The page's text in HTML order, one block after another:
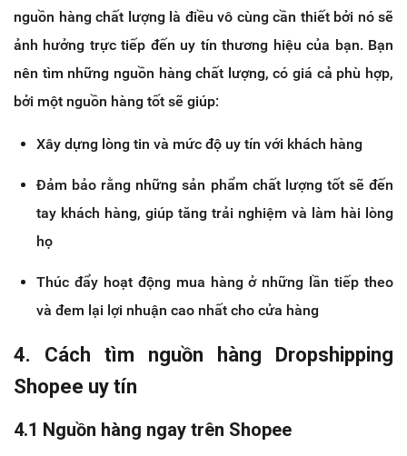
nguồn hàng chất lượng là điều vô cùng cần thiết bởi nó sẽ
ảnh hưởng trực tiếp đến uy tín thương hiệu của bạn. Bạn
nên tìm những nguồn hàng chất lượng, có giá cả phù hợp,
bởi một nguồn hàng tốt sẽ giúp:
Xây dựng lòng tin và mức độ uy tín với khách hàng
Đảm bảo rằng những sản phẩm chất lượng tốt sẽ đến
tay khách hàng, giúp tăng trải nghiệm và làm hài lòng
họ
Thúc đẩy hoạt động mua hàng ở những lần tiếp theo
và đem lại lợi nhuận cao nhất cho cửa hàng
4. Cách tìm nguồn hàng Dropshipping
Shopee uy tín
4.1 Nguồn hàng ngay trên Shopee